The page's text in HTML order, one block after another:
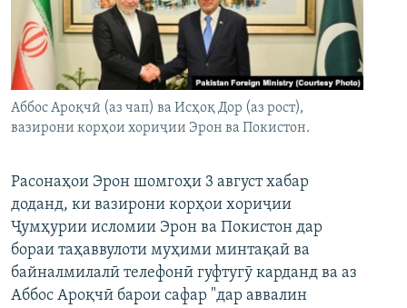
Аббос Ароқчӣ (аз чап) ва Исҳоқ Дор (аз рост),
вазирони корҳои хориҷии Эрон ва Покистон.
Расонаҳои Эрон шомгоҳи 3 август хабар
доданд, ки вазирони корҳои хориҷии
Ҷумҳурии исломии Эрон ва Покистон дар
бораи таҳаввулоти муҳими минтақаӣ ва
байналмилалӣ телефонӣ гуфтугӯ карданд ва аз
Аббос Ароқчӣ барои сафар "дар аввалин